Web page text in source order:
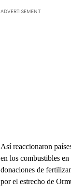
ADVERTISEMENT
Así reaccionaron
en los combustibles
donaciones de
por el estrecho de